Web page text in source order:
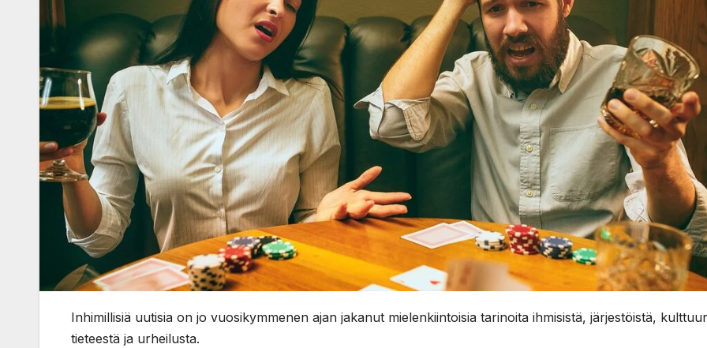
Inhimillisiä uutisia on jo vuosikymmenen ajan jakanut mielenkiintoisia tarinoita ihmisistä, järjestöistä,
tieteestä ja urheilusta.